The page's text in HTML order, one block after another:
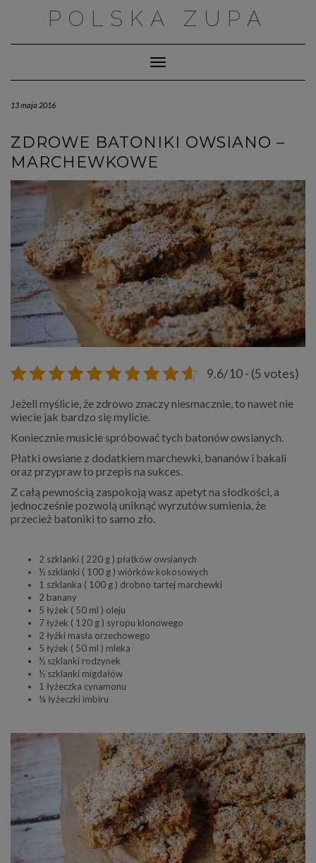
POLSKA ZUPA
Toggle Navigation
13 maja 2016
ZDROWE BATONIKI OWSIANO –
MARCHEWKOWE
9.6/10 - (5 votes)
Jeżeli myślicie, że zdrowo znaczy niesmacznie, to nawet nie
wiecie jak bardzo się mylicie.
Koniecznie musicie spróbować tych batonów owsianych.
Płatki owsiane z dodatkiem marchewki, bananów i bakali
oraz przypraw to przepis na sukces.
Z całą pewnością zaspokoją wasz apetyt na słodkości, a
jednocześnie pozwolą uniknąć wyrzutów sumienia, że
przecież batoniki to samo zło.
2 szklanki ( 220 g ) płatków owsianych
½ szklanki ( 100 g ) wiórków kokosowych
1 szklanka ( 100 g ) drobno tartej marchewki
2 banany
5 łyżek ( 50 ml ) oleju
7 łyżek ( 120 g ) syropu klonowego
2 łyżki masła orzechowego
5 łyżek ( 50 ml ) mleka
½ szklanki rodzynek
½ szklanki migdałów
1 łyżeczka cynamonu
¼ łyżeczki imbiru